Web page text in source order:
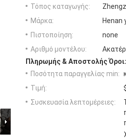
Τόπος καταγωγής:
Μάρκα:
Henan
Πιστοποίηση:
none
Αριθμό μοντέλου:
Πληρωμής & Αποστολής Όροι:
Ποσότητα παραγγελίας min:
Τιμή:
Συσκευασία λεπτομέρειες: